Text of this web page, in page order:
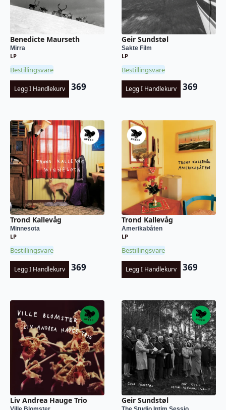
Benedicte Maurseth
Mirra
LP
Bestillingsvare
Legg I Handlekurv 369
Geir Sundstøl
Sakte Film
LP
Bestillingsvare
Legg I Handlekurv 369
Trond Kallevåg
Minnesota
LP
Bestillingsvare
Legg I Handlekurv 369
Trond Kallevåg
Amerikabåten
LP
Bestillingsvare
Legg I Handlekurv 369
Liv Andrea Hauge Trio Geir Sundstøl